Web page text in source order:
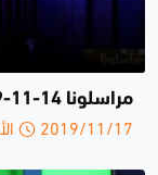
مراسلونا 14-11-2019
2019/11/17 الأحد 16:43 م